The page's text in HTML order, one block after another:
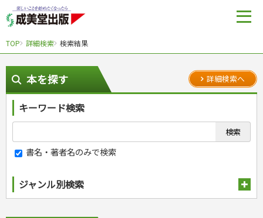
TOP 詳細検索 検索結果
本を探す 詳細検索へ
キーワード検索
書名・著者名のみで検索
ジャンル別検索